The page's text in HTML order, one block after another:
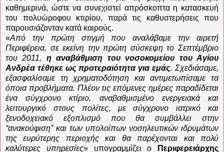
καθημερινά, ώστε να συνεχιστεί απρόσκοπτα η κατασκευή
του πολυώροφου κτιρίου, παρά τις καθυστερήσεις που
παρουσιάζονταν κατά καιρούς.
«Από την πρώτη στιγμή που αναλάβαμε την αιρετή
Περιφέρεια, σε εκείνη την πρώτη σύσκεψη το Σεπτέμβριο
του 2011, η αναβάθμιση του νοσοκομείου του Αγίου
Ανδρέα τέθηκε ως προτεραιότητα για εμάς. Σχεδιάσαμε,
εξασφαλίσαμε τη χρηματοδότηση και αντιμετωπίσαμε τα
όποια προβλήματα. Πλέον τις επόμενες ημέρες παραδίδεται
ένα σύγχρονο κτίριο, αναβαθμισμένο ενεργειακά και
λειτουργικό στους πολίτες, με σύγχρονο ιατρικό και
ξενοδοχειακό εξοπλισμό που θα συμβάλλει στην
“ανακούφιση” και των υπολοίπων νοσηλευτικών ιδρυμάτων
της ευρύτερης περιοχής και θα παρέχονται και πολύ
καλύτερες υπηρεσίες» υπογραμμίζει ο
Περιφερειάρχης